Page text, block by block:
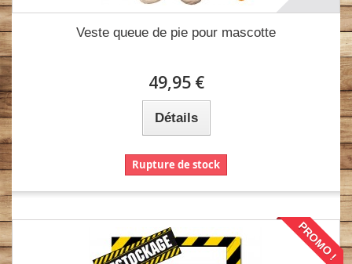
Veste queue de pie pour mascotte
49,95 €
Détails
Rupture de stock
PROMO !